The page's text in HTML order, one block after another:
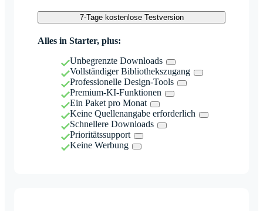
7-Tage kostenlose Testversion
Alles in Starter, plus:
Unbegrenzte Downloads
Vollständiger Bibliothekszugang
Professionelle Design-Tools
Premium-KI-Funktionen
Ein Paket pro Monat
Keine Quellenangabe erforderlich
Schnellere Downloads
Prioritätssupport
Keine Werbung